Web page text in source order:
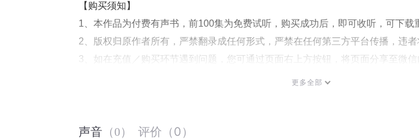
【购买须知】
1、本作品为付费有声书，前100集为免费试听，购买成功后，即可收听，可下载
2、版权归原作者所有，严禁翻录成任何形式，严禁在任何第三方平台传播，违者
3、如在充值／购买环节遇到问题，您可通过页面右上方按钮，将页面分享至微信
4、在购买过程中，如果您有任何问题，可以按以下步骤咨询在线客服：
客服】咨询在线客服；
更多全部
声音 （0） 评价 （0 ）